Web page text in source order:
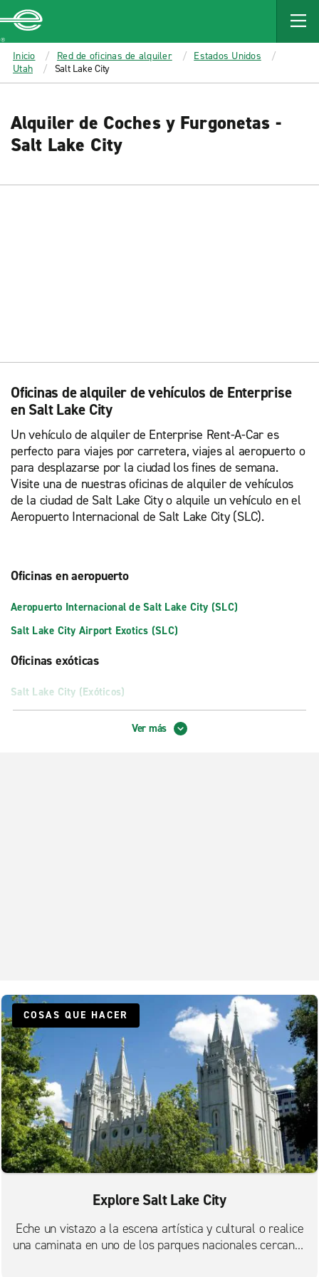
MAIN
CONTENT
Enterprise
Inicio Red de oficinas de alquiler
Estados Unidos
Utah
Salt Lake City
Alquiler de Coches y Furgonetas -
Salt Lake City
Oficinas de alquiler de vehículos de Enterprise
en Salt Lake City
Un vehículo de alquiler de Enterprise Rent-A-Car es
perfecto para viajes por carretera, viajes al aeropuerto o
para desplazarse por la ciudad los fines de semana.
Visite una de nuestras oficinas de alquiler de vehículos
de la ciudad de Salt Lake City o alquile un vehículo en el
Aeropuerto Internacional de Salt Lake City (SLC).
Oficinas en aeropuerto
Aeropuerto Internacional de Salt Lake City (SLC)
Salt Lake City Airport Exotics (SLC)
Oficinas exóticas
Salt Lake City (Exóticos)
Oficinas de ciudad
Ver más
COSAS QUE HACER
Explore Salt Lake City
Eche un vistazo a la escena artística y cultural o realice
una caminata en uno de los parques nacionales cercanos